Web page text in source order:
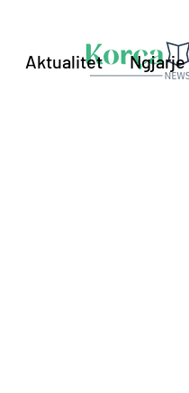
Aktualitet Ngjarje